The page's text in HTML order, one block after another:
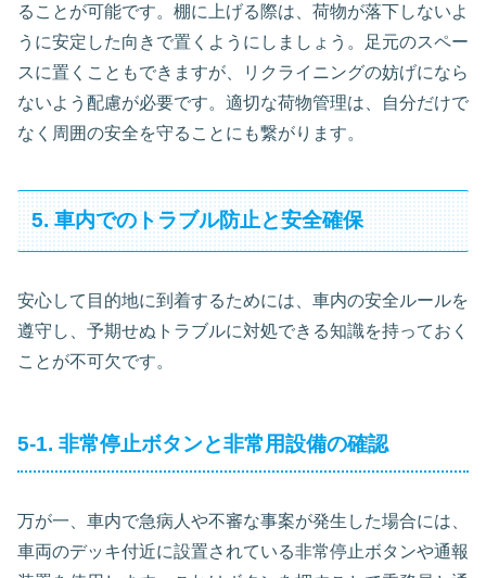
ることが可能です。棚に上げる際は、荷物が落下しないよ
うに安定した向きで置くようにしましょう。足元のスペー
スに置くこともできますが、リクライニングの妨げになら
ないよう配慮が必要です。適切な荷物管理は、自分だけで
なく周囲の安全を守ることにも繋がります。
5. 車内でのトラブル防止と安全確保
安心して目的地に到着するためには、車内の安全ルールを
遵守し、予期せぬトラブルに対処できる知識を持っておく
ことが不可欠です。
5-1. 非常停止ボタンと非常用設備の確認
万が一、車内で急病人や不審な事案が発生した場合には、
車両のデッキ付近に設置されている非常停止ボタンや通報